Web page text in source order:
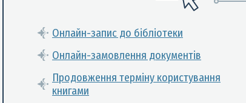
Онлайн-запис до бібліотеки
Онлайн-замовлення документів
Продовження терміну користування
книгами